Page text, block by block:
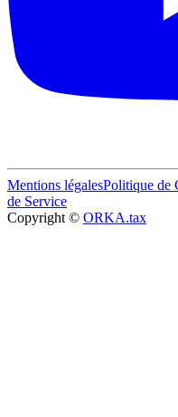
Mentions légalesPolitique de
de Service
Copyright © ORKA.tax